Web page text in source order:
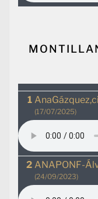
(17/07/2025)
ANAPONF-
(24/09/2023)